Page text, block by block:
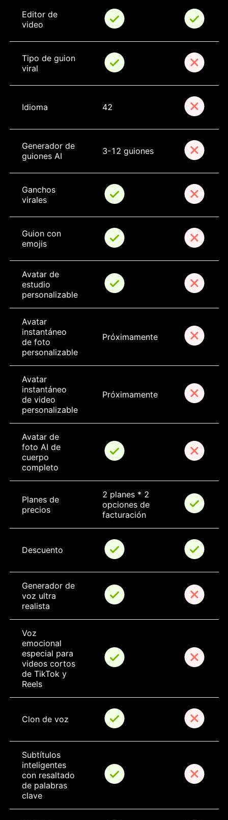
Editor de
video
Tipo de guion
viral
Idioma 42
Generador de
guiones AI
3-12 guiones
Ganchos
virales
Guion con
emojis
Avatar de
estudio
personalizable
Avatar
instantáneo
de foto
personalizable
Próximamente
Avatar
instantáneo
de video
personalizable
Próximamente
Avatar de
foto AI de
cuerpo
completo
Planes de
precios
2 planes * 2
opciones de
facturación
Descuento
Generador de
voz ultra
realista
Voz
emocional
especial para
videos cortos
de TikTok y
Reels
Clon de voz
Subtítulos
inteligentes
con resaltado
de palabras
clave